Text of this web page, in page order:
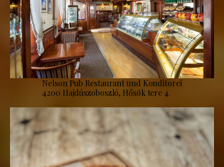
Nelson Pub Restaurant und Konditorei
4200 Hajdúszoboszló, Hősök tere 4.